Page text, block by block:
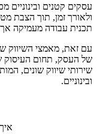
עסקים קטנים ובינוניים
ולאורך זמן, תוך הצבת
תכנית עבודה מעמיקה
עם זאת, מאמצי השיווק
של העסק, תחום העיסוק
שירותי שיווק שונים,
ובינוניים.